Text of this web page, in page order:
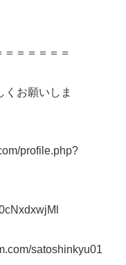
＝＝＝＝＝
お願いしま
profile.php?
satoshinkyu01